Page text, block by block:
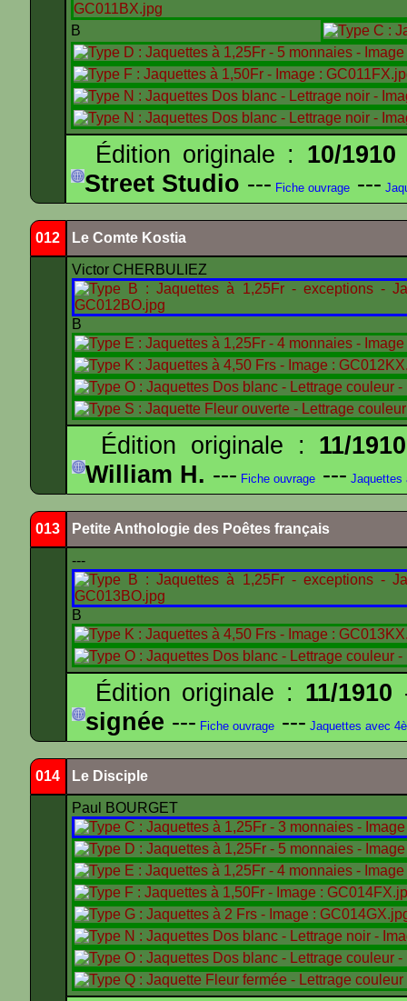
B
Édition originale : 10/1910
Street Studio --- Fiche ouvrage ---
012 Le Comte Kostia
Victor CHERBULIEZ
B
Édition originale : 11/1910
William H. --- Fiche ouvrage --- Jaquettes
013 Petite Anthologie des Poêtes français
---
B
Édition originale : 11/1910
signée --- Fiche ouvrage --- Jaquettes avec
014 Le Disciple
Paul BOURGET